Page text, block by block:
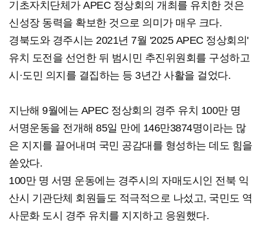
기초자치단체가 APEC 정상회의 개최를 유치한 것은
신성장 동력을 확보한 것으로 의미가 매우 크다.
경북도와 경주시는 2021년 7월 '2025 APEC 정상회의'
유치 도전을 선언한 뒤 범시민 추진위원회를 구성하고
시·도민 의지를 결집하는 등 3년간 사활을 걸었다.
지난해 9월에는 APEC 정상회의 경주 유치 100만 명
서명운동을 전개해 85일 만에 146만3874명이라는 많
은 지지를 끌어내며 국민 공감대를 형성하는 데도 힘을
쏟았다.
100만 명 서명 운동에는 경주시의 자매도시인 전북 익
산시 기관단체 회원들도 적극적으로 나섰고, 국민도 역
사문화 도시 경주 유치를 지지하고 응원했다.